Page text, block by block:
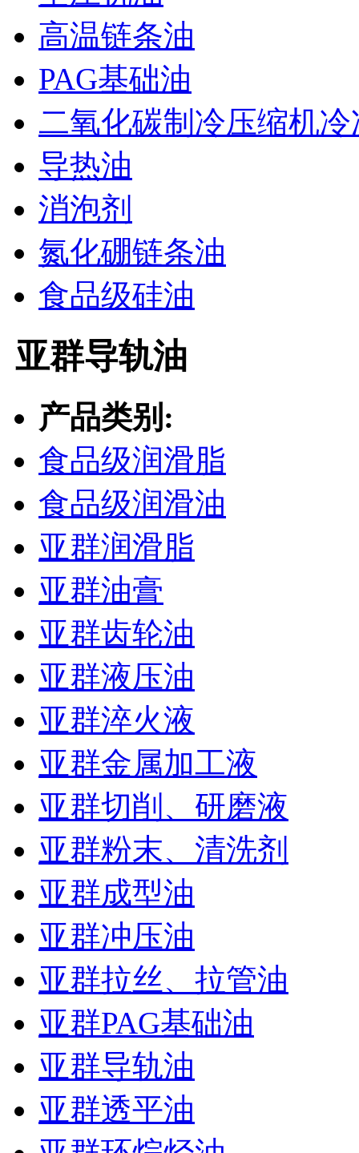
高温链条油
PAG基础油
二氧化碳制冷压缩机冷
导热油
消泡剂
氮化硼链条油
食品级硅油
亚群导轨油
产品类别:
食品级润滑脂
食品级润滑油
亚群润滑脂
亚群油膏
亚群齿轮油
亚群液压油
亚群淬火液
亚群金属加工液
亚群切削、研磨液
亚群粉末、清洗剂
亚群成型油
亚群冲压油
亚群拉丝、拉管油
亚群PAG基础油
亚群导轨油
亚群透平油